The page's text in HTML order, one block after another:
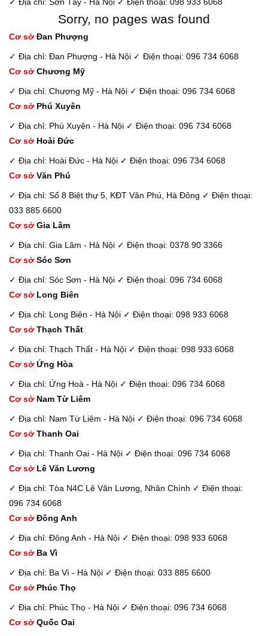
Sorry, no pages was found
Cơ sở Đan Phượng
✓ Địa chỉ: Đan Phượng - Hà Nội ✓ Điện thoại: 096 734 6068
Cơ sở Chương Mỹ
✓ Địa chỉ: Chương Mỹ - Hà Nội ✓ Điện thoại: 096 734 6068
Cơ sở Phú Xuyên
✓ Địa chỉ: Phú Xuyên - Hà Nội ✓ Điện thoại: 096 734 6068
Cơ sở Hoài Đức
✓ Địa chỉ: Hoài Đức - Hà Nội ✓ Điện thoại: 096 734 6068
Cơ sở Văn Phú
✓ Địa chỉ: Số 8 Biệt thự 5, KĐT Văn Phú, Hà Đông ✓ Điện thoại:
033 885 6600
Cơ sở Gia Lâm
✓ Địa chỉ: Gia Lâm - Hà Nội ✓ Điện thoại: 0378 90 3366
Cơ sở Sóc Sơn
✓ Địa chỉ: Sóc Sơn - Hà Nội ✓ Điện thoại: 096 734 6068
Cơ sở Long Biên
✓ Địa chỉ: Long Biên - Hà Nội ✓ Điện thoại: 098 933 6068
Cơ sở Thạch Thất
✓ Địa chỉ: Thạch Thất - Hà Nội ✓ Điện thoại: 098 933 6068
Cơ sở Ứng Hòa
✓ Địa chỉ: Ứng Hoà - Hà Nội ✓ Điện thoại: 096 734 6068
Cơ sở Nam Từ Liêm
✓ Địa chỉ: Nam Từ Liêm - Hà Nội ✓ Điện thoại: 096 734 6068
Cơ sở Thanh Oai
✓ Địa chỉ: Thanh Oai - Hà Nội ✓ Điện thoại: 096 734 6068
Cơ sở Lê Văn Lương
✓ Địa chỉ: Tòa N4C Lê Văn Lương, Nhân Chính ✓ Điện thoại:
096 734 6068
Cơ sở Đông Anh
✓ Địa chỉ: Đông Anh - Hà Nội ✓ Điện thoại: 098 933 6068
Cơ sở Ba Vì
✓ Địa chỉ: Ba Vì - Hà Nội ✓ Điện thoại: 033 885 6600
Cơ sở Phúc Thọ
✓ Địa chỉ: Phúc Thọ - Hà Nội ✓ Điện thoại: 096 734 6068
Cơ sở Quốc Oai